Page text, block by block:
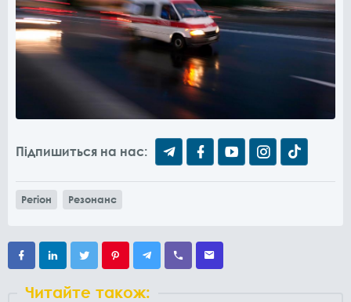
Підпишиться на нас:
Регіон Резонанс
Читайте також: